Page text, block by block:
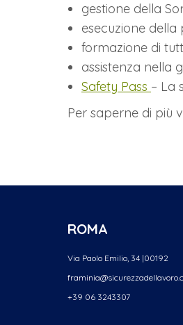
gestione della
esecuzione della
formazione di
assistenza nella
Safety Pass – La
Per saperne di più
ROMA
Via Paolo Emilio, 34 |00192
framinia@sicurezzadellavoro.
+39 06 3243307